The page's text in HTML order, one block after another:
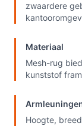
zwaardere
Materiaal
Mesh-rug
kunststof
Hoogte,